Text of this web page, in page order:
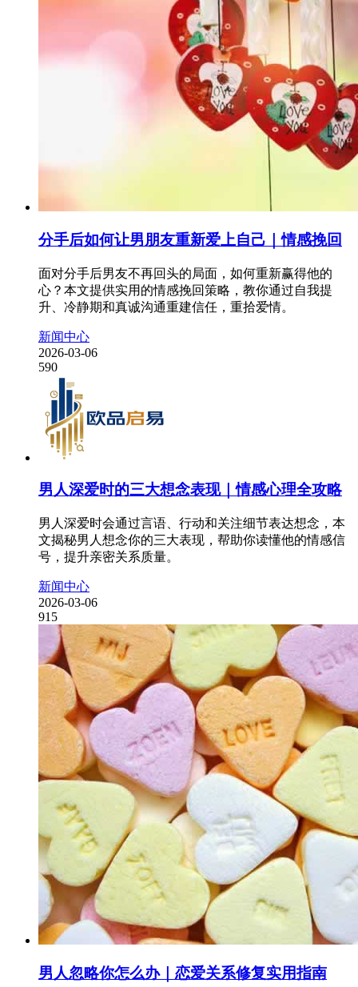
分手后如何让男朋友重新爱上自己｜情感挽回
面对分手后男友不再回头的局面，如何重新赢得他的
心？本文提供实用的情感挽回策略，教你通过自我提
升、冷静期和真诚沟通重建信任，重拾爱情。
新闻中心
2026-03-06
590
男人深爱时的三大想念表现｜情感心理全攻略
男人深爱时会通过言语、行动和关注细节表达想念，本
文揭秘男人想念你的三大表现，帮助你读懂他的情感信
号，提升亲密关系质量。
新闻中心
2026-03-06
915
男人忽略你怎么办｜恋爱关系修复实用指南